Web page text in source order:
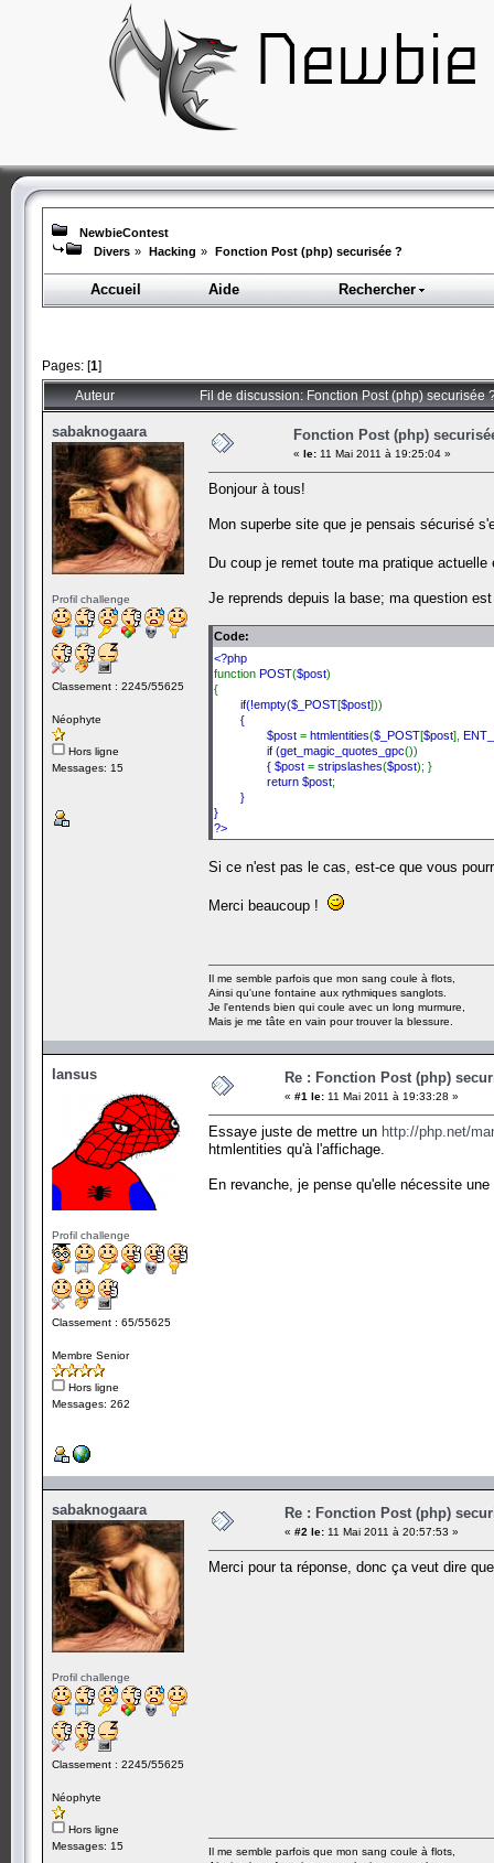
NewbieContest
Divers » Hacking » Fonction Post (php) securisée ?
Accueil Aide Rechercher
Pages: [1]
Auteur Fil de discussion: Fonction Post (php) securisée
sabaknogaara
Profil challenge
Classement : 2245/55625
Néophyte
Hors ligne
Messages: 15
Fonction Post (php)
« le: 11 Mai 2011 à 19:25:04 »
Bonjour à tous!
Mon superbe site que je pensais sécurisé
Du coup je remet toute ma pratique
Je reprends depuis la base; ma question
Code:
<?php
function POST($post)
{
if(!empty($_POST[$post]))
{
$post = htmlentities($_POST[$post],
if (get_magic_quotes_gpc())
{ $post = stripslashes($post); }
return $post;
}
}
?>
Si ce n'est pas le cas, est-ce que vous
Merci beaucoup !
Il me semble parfois que mon sang coule à flots,
Ainsi qu'une fontaine aux rythmiques sanglots.
Je l'entends bien qui coule avec un long murmure,
Mais je me tâte en vain pour trouver la blessure.
Iansus
Profil challenge
Classement : 65/55625
Membre Senior
Hors ligne
Messages: 262
Re : Fonction Post (php)
« #1 le: 11 Mai 2011 à 19:33:28 »
Essaye juste de mettre un http://php.net/
htmlentities qu'à l'affichage.
En revanche, je pense qu'elle nécessite
sabaknogaara
Profil challenge
Classement : 2245/55625
Néophyte
Hors ligne
Messages: 15
Re : Fonction Post (php)
« #2 le: 11 Mai 2011 à 20:57:53 »
Merci pour ta réponse, donc ça veut dire
Il me semble parfois que mon sang coule à flots,